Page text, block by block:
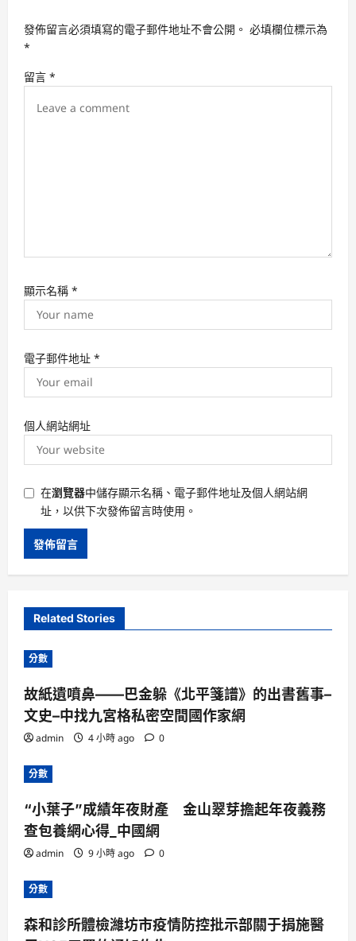
g
t
發佈留言必須填寫的電子郵件地址不會公開。 必填欄位標示為
*
留言 *
顯示名稱 *
電子郵件地址 *
個人網站網址
在瀏覽器中儲存顯示名稱、電子郵件地址及個人網站網
址，以供下次發佈留言時使用。
Related Stories
分數
故紙遺噴鼻——巴金躲《北平箋譜》的出書舊事–
文史–中找九宮格私密空間國作家網
admin 4 小時 ago 0
分數
“小葉子”成績年夜財產 金山翠芽擔起年夜義務
查包養網心得_中國網
admin 9 小時 ago 0
分數
森和診所體檢濰坊市疫情防控批示部關于捐施醫